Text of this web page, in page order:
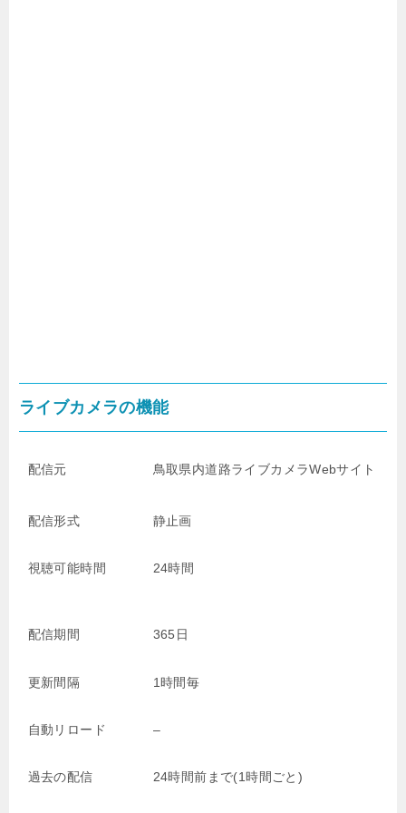
ライブカメラの機能
配信元 鳥取県内道路ライブカメラWebサイト
配信形式 静止画
視聴可能時間 24時間
配信期間 365日
更新間隔 1時間毎
自動リロード –
過去の配信 24時間前まで(1時間ごと)